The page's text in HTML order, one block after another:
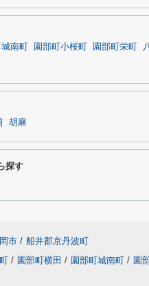
南町 園部町小桜町 園部町栄町
胡麻
探す
市 / 船井郡京丹波町
/ 園部町横田 / 園部町城南町 / 園